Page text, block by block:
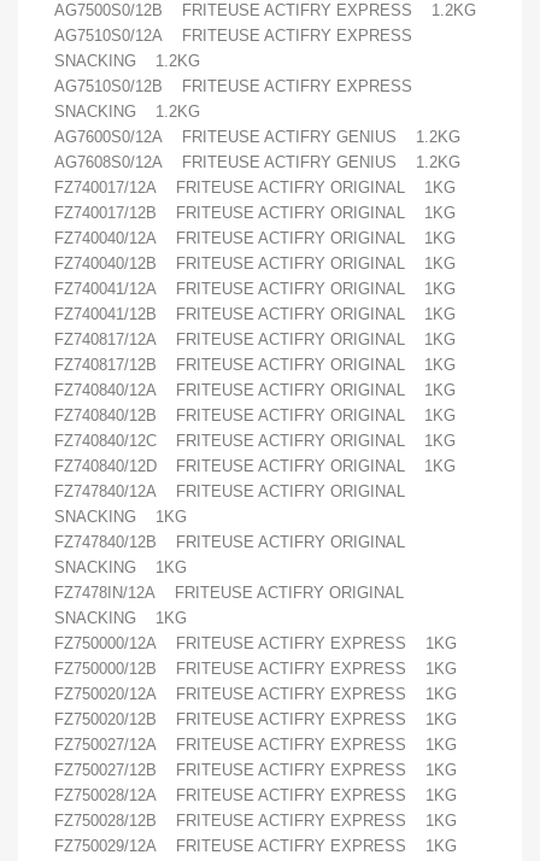
AG7500S0/12B FRITEUSE ACTIFRY EXPRESS 1.2KG
AG7510S0/12A FRITEUSE ACTIFRY EXPRESS
SNACKING 1.2KG
AG7510S0/12B FRITEUSE ACTIFRY EXPRESS
SNACKING 1.2KG
AG7600S0/12A FRITEUSE ACTIFRY GENIUS 1.2KG
AG7608S0/12A FRITEUSE ACTIFRY GENIUS 1.2KG
FZ740017/12A FRITEUSE ACTIFRY ORIGINAL 1KG
FZ740017/12B FRITEUSE ACTIFRY ORIGINAL 1KG
FZ740040/12A FRITEUSE ACTIFRY ORIGINAL 1KG
FZ740040/12B FRITEUSE ACTIFRY ORIGINAL 1KG
FZ740041/12A FRITEUSE ACTIFRY ORIGINAL 1KG
FZ740041/12B FRITEUSE ACTIFRY ORIGINAL 1KG
FZ740817/12A FRITEUSE ACTIFRY ORIGINAL 1KG
FZ740817/12B FRITEUSE ACTIFRY ORIGINAL 1KG
FZ740840/12A FRITEUSE ACTIFRY ORIGINAL 1KG
FZ740840/12B FRITEUSE ACTIFRY ORIGINAL 1KG
FZ740840/12C FRITEUSE ACTIFRY ORIGINAL 1KG
FZ740840/12D FRITEUSE ACTIFRY ORIGINAL 1KG
FZ747840/12A FRITEUSE ACTIFRY ORIGINAL
SNACKING 1KG
FZ747840/12B FRITEUSE ACTIFRY ORIGINAL
SNACKING 1KG
FZ7478IN/12A FRITEUSE ACTIFRY ORIGINAL
SNACKING 1KG
FZ750000/12A FRITEUSE ACTIFRY EXPRESS 1KG
FZ750000/12B FRITEUSE ACTIFRY EXPRESS 1KG
FZ750020/12A FRITEUSE ACTIFRY EXPRESS 1KG
FZ750020/12B FRITEUSE ACTIFRY EXPRESS 1KG
FZ750027/12A FRITEUSE ACTIFRY EXPRESS 1KG
FZ750027/12B FRITEUSE ACTIFRY EXPRESS 1KG
FZ750028/12A FRITEUSE ACTIFRY EXPRESS 1KG
FZ750028/12B FRITEUSE ACTIFRY EXPRESS 1KG
FZ750029/12A FRITEUSE ACTIFRY EXPRESS 1KG